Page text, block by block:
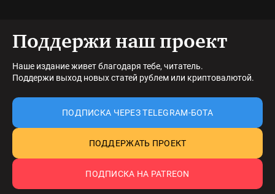
Поддержи наш проект
Наше издание живет благодаря тебе, читатель.
Поддержи выход новых статей рублем или криптовалютой.
ПОДПИСКА ЧЕРЕЗ TELEGRAM-БОТА
ПОДДЕРЖАТЬ ПРОЕКТ
ПОДПИСКА НА PATREON